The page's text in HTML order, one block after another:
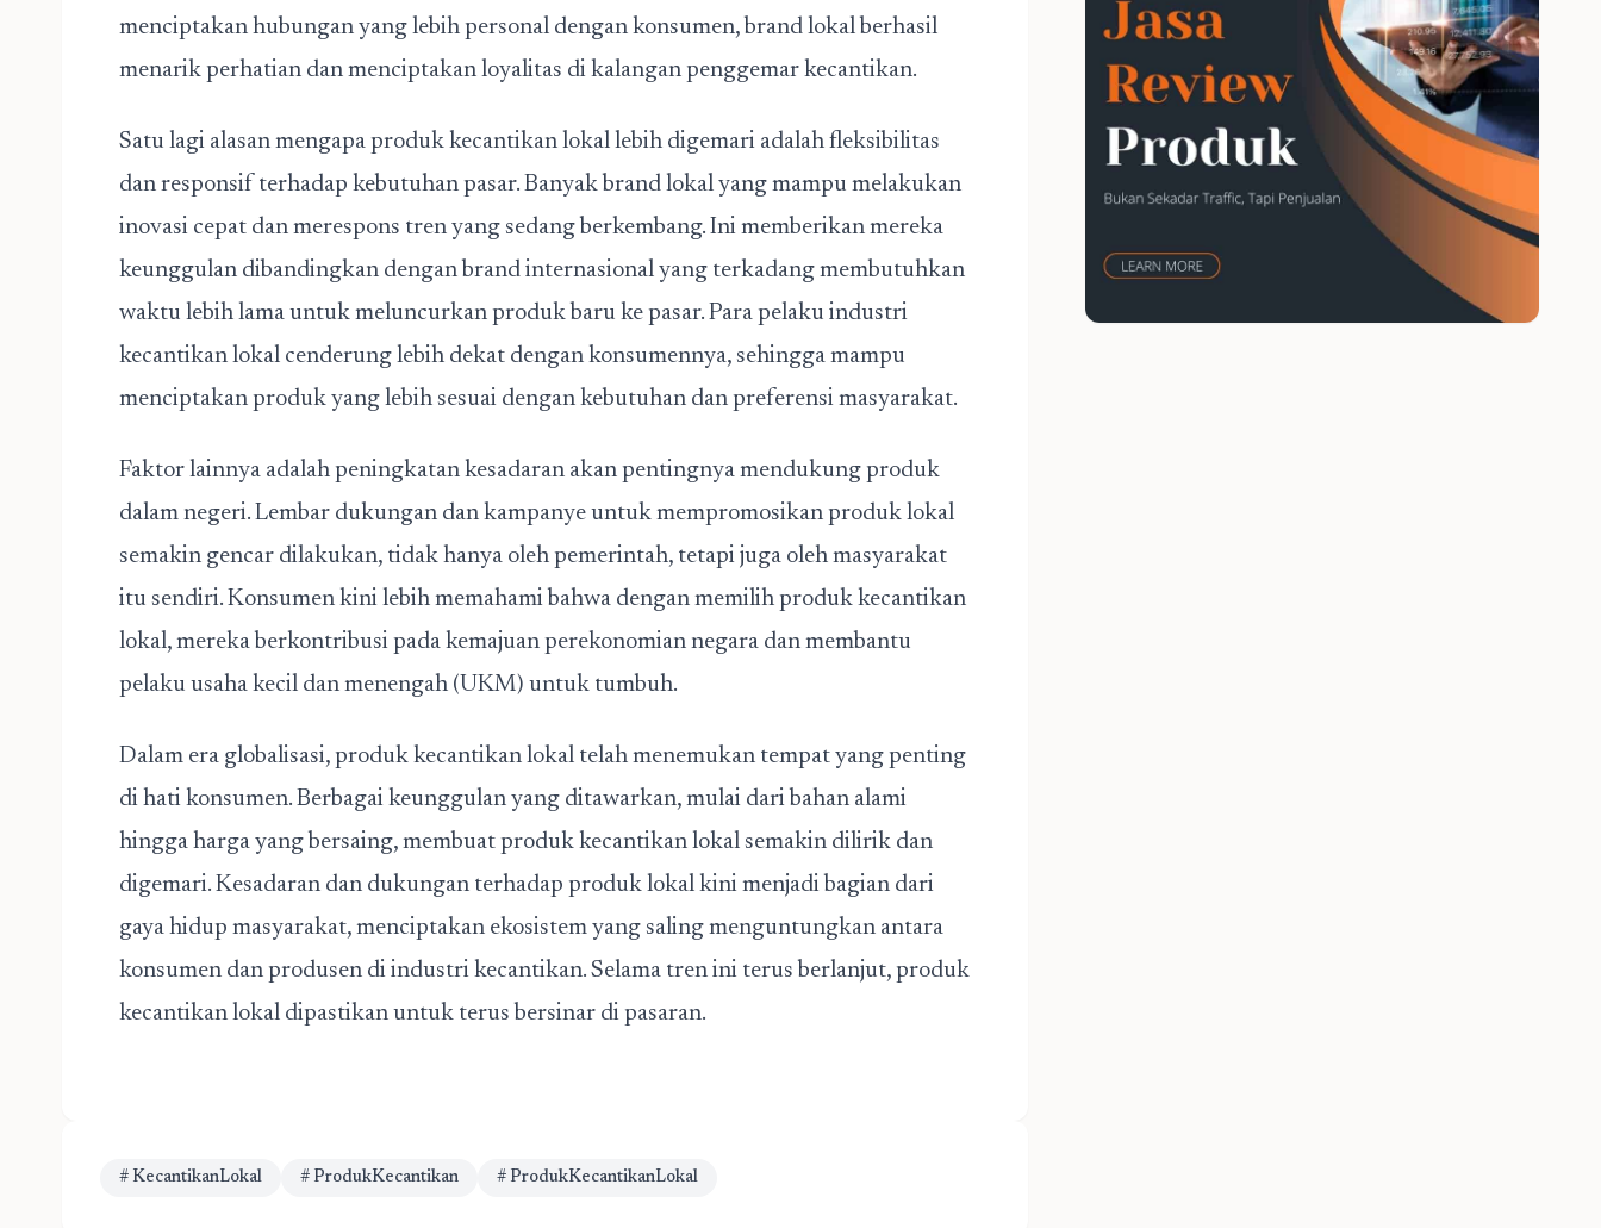
menciptakan hubungan yang lebih personal dengan konsumen, brand lokal berhasil
menarik perhatian dan menciptakan loyalitas di kalangan penggemar kecantikan.
Satu lagi alasan mengapa produk kecantikan lokal lebih digemari adalah fleksibilitas
dan responsif terhadap kebutuhan pasar. Banyak brand lokal yang mampu melakukan
inovasi cepat dan merespons tren yang sedang berkembang. Ini memberikan mereka
keunggulan dibandingkan dengan brand internasional yang terkadang membutuhkan
waktu lebih lama untuk meluncurkan produk baru ke pasar. Para pelaku industri
kecantikan lokal cenderung lebih dekat dengan konsumennya, sehingga mampu
menciptakan produk yang lebih sesuai dengan kebutuhan dan preferensi masyarakat.
Faktor lainnya adalah peningkatan kesadaran akan pentingnya mendukung produk
dalam negeri. Lembar dukungan dan kampanye untuk mempromosikan produk lokal
semakin gencar dilakukan, tidak hanya oleh pemerintah, tetapi juga oleh masyarakat
itu sendiri. Konsumen kini lebih memahami bahwa dengan memilih produk kecantikan
lokal, mereka berkontribusi pada kemajuan perekonomian negara dan membantu
pelaku usaha kecil dan menengah (UKM) untuk tumbuh.
Dalam era globalisasi, produk kecantikan lokal telah menemukan tempat yang penting
di hati konsumen. Berbagai keunggulan yang ditawarkan, mulai dari bahan alami
hingga harga yang bersaing, membuat produk kecantikan lokal semakin dilirik dan
digemari. Kesadaran dan dukungan terhadap produk lokal kini menjadi bagian dari
gaya hidup masyarakat, menciptakan ekosistem yang saling menguntungkan antara
konsumen dan produsen di industri kecantikan. Selama tren ini terus berlanjut, produk
kecantikan lokal dipastikan untuk terus bersinar di pasaran.
# KecantikanLokal # ProdukKecantikan # ProdukKecantikanLokal